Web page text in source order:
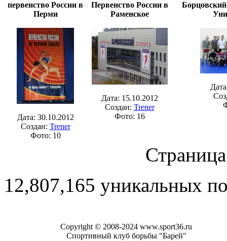
первенство России в
Перми
Дата: 30.10.2012
Создан: Trener
Фото: 10
Первенство России в
Раменское
Дата: 15.10.2012
Создан: Trener
Фото: 16
12,807,165 уникальных
Copyright © 2008-2024 www.sport36.ru
Спортивный клуб борьбы "Барей"